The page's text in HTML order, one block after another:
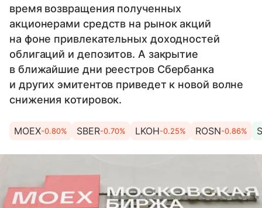
время возвращения полученных
акционерами средств на рынок акций
на фоне привлекательных доходностей
облигаций и депозитов. А закрытие
в ближайшие дни реестров Сбербанка
и других эмитентов приведет к новой волне
снижения котировок.
MOEX-0.80% SBER-0.70% LKOH-0.25% ROSN-0.86%